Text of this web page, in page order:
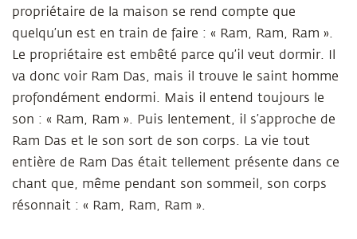
propriétaire de la maison se rend compte que
quelqu’un est en train de faire : « Ram, Ram, Ram ».
Le propriétaire est embêté parce qu’il veut dormir. Il
va donc voir Ram Das, mais il trouve le saint homme
profondément endormi. Mais il entend toujours le
son : « Ram, Ram ». Puis lentement, il s’approche de
Ram Das et le son sort de son corps. La vie tout
entière de Ram Das était tellement présente dans ce
chant que, même pendant son sommeil, son corps
résonnait : « Ram, Ram, Ram ».